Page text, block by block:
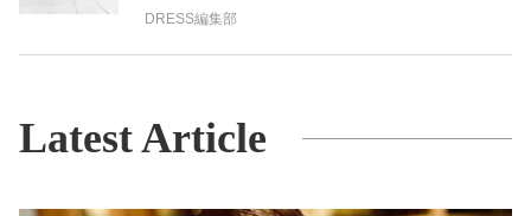
DRESS編集部
Latest Article